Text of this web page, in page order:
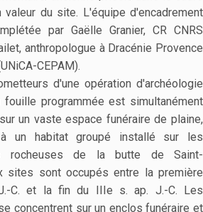
du site. L'équipe d'encadrement
par Gaëlle Granier, CR CNRS
anthropologue à Dracénie Provence
CEPAM).
d'une opération d'archéologie
programmée est simultanément
un vaste espace funéraire de plaine,
un habitat groupé installé sur les
rocheuses de la butte de Saint-
sites sont occupés entre la première
C. et la fin du IIIe s. ap. J.-C. Les
concentrent sur un enclos funéraire et